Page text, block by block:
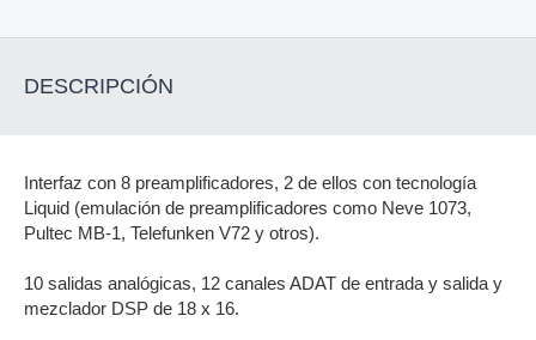
DESCRIPCIÓN
Interfaz con 8 preamplificadores, 2 de ellos con tecnología
Liquid (emulación de preamplificadores como Neve 1073,
Pultec MB-1, Telefunken V72 y otros).
10 salidas analógicas, 12 canales ADAT de entrada y salida y
mezclador DSP de 18 x 16.